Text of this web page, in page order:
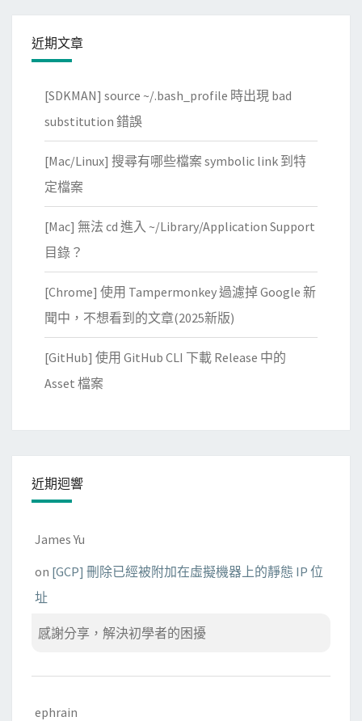
近期文章
[SDKMAN] source ~/.bash_profile 時出現 bad
substitution 錯誤
[Mac/Linux] 搜尋有哪些檔案 symbolic link 到特
定檔案
[Mac] 無法 cd 進入 ~/Library/Application Support
目錄？
[Chrome] 使用 Tampermonkey 過濾掉 Google 新
聞中，不想看到的文章(2025新版)
[GitHub] 使用 GitHub CLI 下載 Release 中的
Asset 檔案
近期迴響
James Yu
on [GCP] 刪除已經被附加在虛擬機器上的靜態 IP 位
址
感謝分享，解決初學者的困擾
ephrain